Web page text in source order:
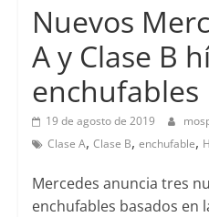
Nuevos
A y Clase B
enchufables
19 de agosto de 2019
Clase A, Clase B, enchufable,
Mercedes anuncia tres
enchufables basados en